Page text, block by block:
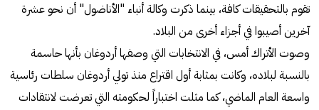
تقوم بالتحقيقات كافة، بينما ذكرت وكالة أنباء "الأناضول" أن نحو عشرة
آخرين أصيبوا في أجزاء أخرى من البلاد.
وصوت الأتراك أمس، في الانتخابات التي وصفها أردوغان بأنها حاسمة
بالنسبة لبلاده، وكانت بمثابة أول اقتراع منذ تولي أردوغان سلطات رئاسية
واسعة العام الماضي، كما مثلت اختباراً لحكومته التي تعرضت لانتقادات